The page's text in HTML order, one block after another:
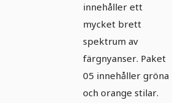
innehåller ett
mycket brett
spektrum av
färgnyanser. Paket
05 innehåller gröna
och orange stilar.